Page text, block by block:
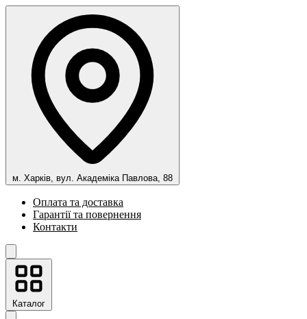
м. Харків, вул. Академіка Павлова, 88
Оплата та доставка
Гарантії та повернення
Контакти
Каталог